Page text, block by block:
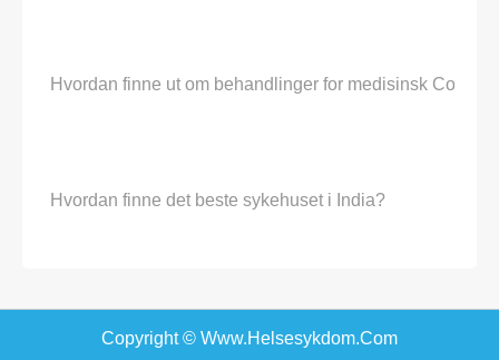
Hvordan finne ut om behandlinger for medisinsk
Hvordan finne det beste sykehuset i India?
Copyright © Www.helsesykdom.com